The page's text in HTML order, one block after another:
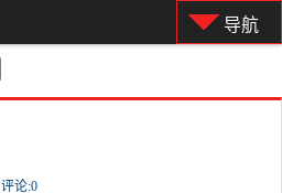
导航
评论:0